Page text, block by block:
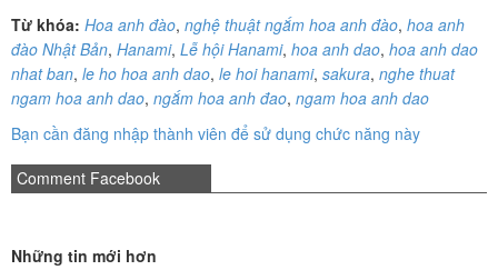
Từ khóa: Hoa anh đào, nghệ thuật ngắm hoa anh đào, hoa anh
đào Nhật Bản, Hanami, Lễ hội Hanami, hoa anh dao, hoa anh dao
nhat ban, le ho hoa anh dao, le hoi hanami, sakura, nghe thuat
ngam hoa anh dao, ngắm hoa anh đao, ngam hoa anh dao
Bạn cần đăng nhập thành viên để sử dụng chức năng này
Comment Facebook
Những tin mới hơn